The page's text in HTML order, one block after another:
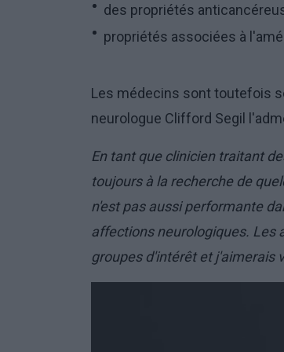
des propriétés
propriétés associées à
Les médecins sont toutefois
neurologue Clifford Segil
En tant que clinicien traitant
toujours à la recherche de
n'est pas aussi performante
affections neurologiques. Les
groupes d'intérêt et j'aimerais